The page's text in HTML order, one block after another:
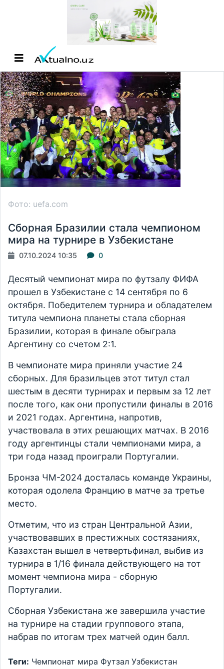
Фото: uefa.com
Сборная Бразилии стала чемпионом
мира на турнире в Узбекистане
07.10.2024 10:35 0
Десятый чемпионат мира по футзалу ФИФА
прошел в Узбекистане с 14 сентября по 6
октября. Победителем турнира и обладателем
титула чемпиона планеты стала сборная
Бразилии, которая в финале обыграла
Аргентину со счетом 2:1.
В чемпионате мира приняли участие 24
сборных. Для бразильцев этот титул стал
шестым в десяти турнирах и первым за 12 лет
после того, как они пропустили финалы в 2016
и 2021 годах. Аргентина, напротив,
участвовала в этих решающих матчах. В 2016
году аргентинцы стали чемпионами мира, а
три года назад проиграли Португалии.
Бронза ЧМ-2024 досталась команде Украины,
которая одолела Францию в матче за третье
место.
Отметим, что из стран Центральной Азии,
участвовавших в престижных состязаниях,
Казахстан вышел в четвертьфинал, выбив из
турнира в 1/16 финала действующего на тот
момент чемпиона мира - сборную
Португалии.
Сборная Узбекистана же завершила участие
на турнире на стадии группового этапа,
набрав по итогам трех матчей один балл.
Теги: Чемпионат мира Футзал Узбекистан